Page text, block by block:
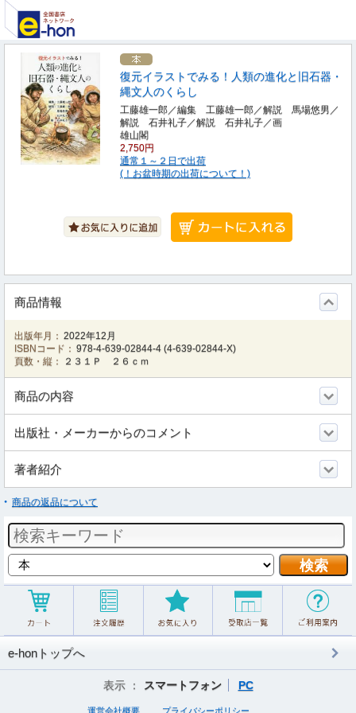
復元イラストでみる！人類の進化と旧石器・
縄文人のくらし
工藤雄一郎／編集 工藤雄一郎／解説 馬場悠男／
解説 石井礼子／解説 石井礼子／画
雄山閣
2,750円
通常１～２日で出荷
(！お盆時期の出荷について！)
商品情報
出版年月： 2022年12月
ISBNコード： 978-4-639-02844-4 (4-639-02844-X)
頁数・縦：
２３１Ｐ ２６ｃｍ
商品の内容
出版社・メーカーからのコメント
著者紹介
商品の返品について
e-honトップへ
表示 ： スマートフォン PC
運営会社概要 プライバシーポリシー